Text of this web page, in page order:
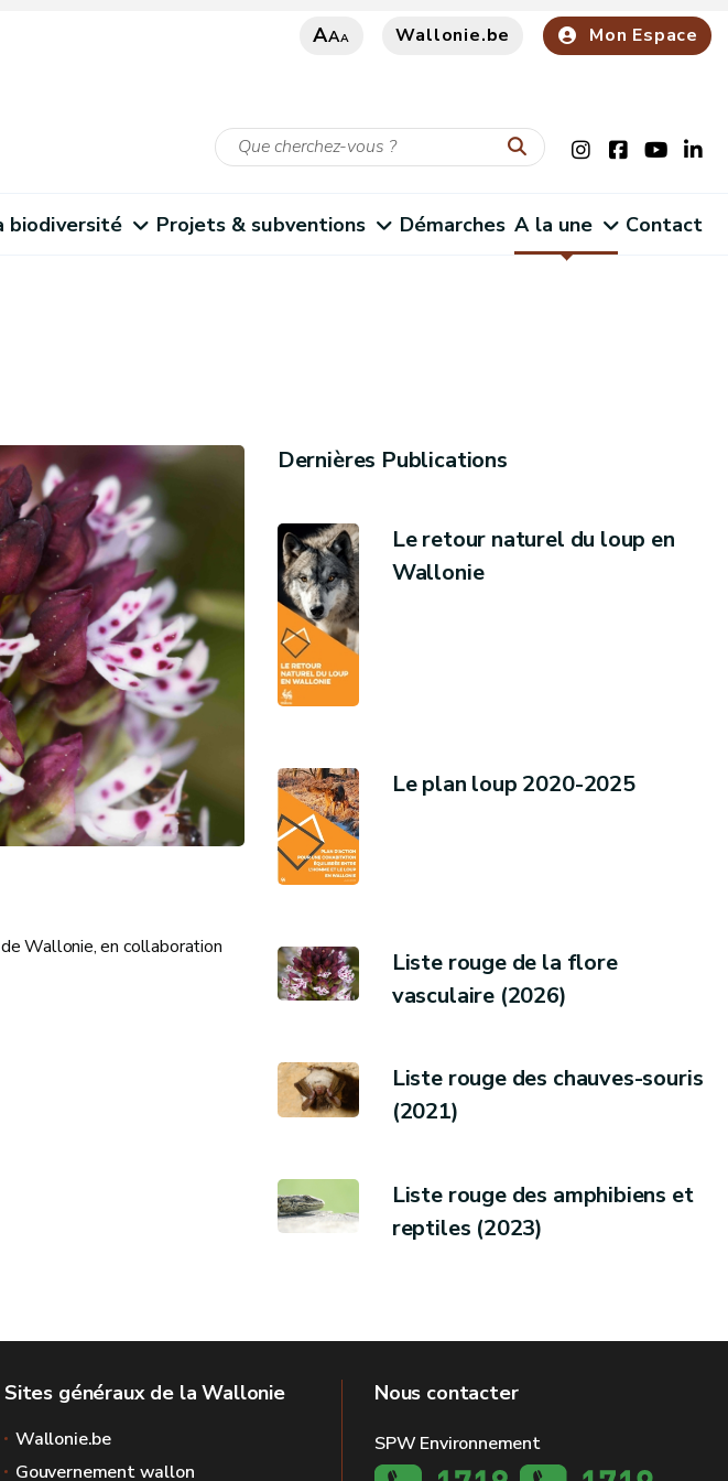
AAA Wallonie.be Mon Espace
biodiversité Projets & subventions Démarches A la une Contact
Wallonie, en collaboration
Dernières Publications
Le retour naturel du loup en
Wallonie
Le plan loup 2020-2025
Liste rouge de la flore
vasculaire (2026)
Liste rouge des chauves-souris
(2021)
Liste rouge des amphibiens et
reptiles (2023)
Sites généraux de la Wallonie
Wallonie.be
Gouvernement wallon
Nous contacter
SPW Environnement